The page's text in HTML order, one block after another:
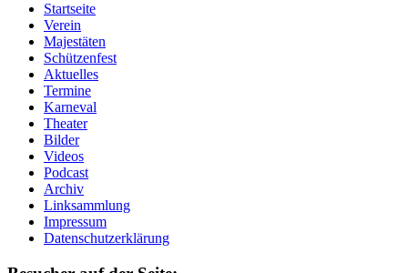
Startseite
Verein
Majestäten
Schützenfest
Aktuelles
Termine
Karneval
Theater
Bilder
Videos
Podcast
Archiv
Linksammlung
Impressum
Datenschutzerklärung